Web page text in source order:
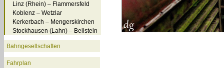
Linz (Rhein) – Flammersfeld
Koblenz – Wetzlar
Kerkerbach – Mengerskirchen
Stockhausen (Lahn) – Beilstein
Bahngesellschaften
Fahrplan